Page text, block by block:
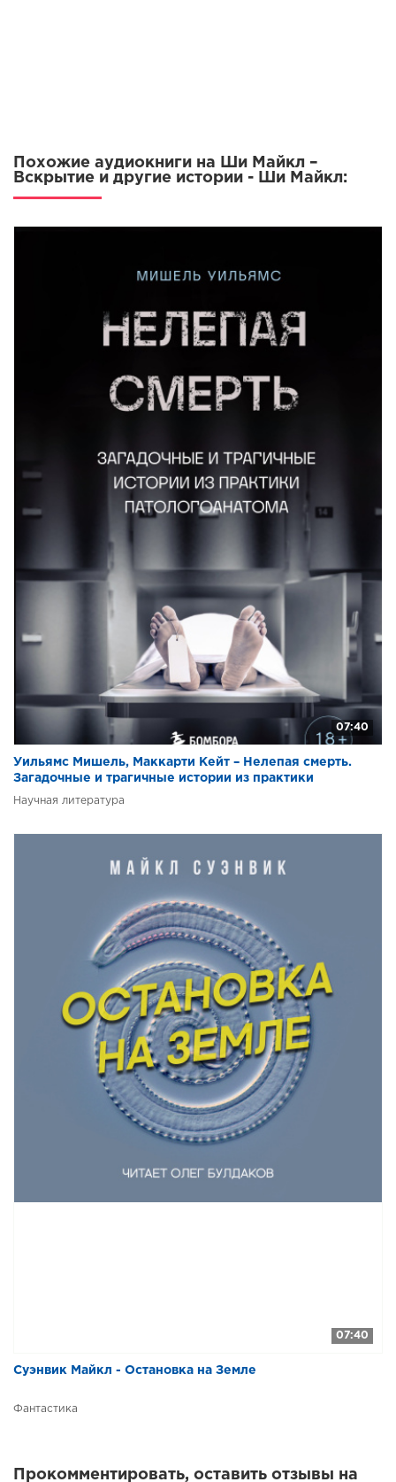
18
19
20
Похожие аудиокниги на Ши Майкл –
Вскрытие и другие истории - Ши Майкл:
07:40
Уильямс Мишель, Маккарти Кейт – Нелепая смерть.
Загадочные и трагичные истории из практики
патологоанатома
Научная литература
07:40
Суэнвик Майкл - Остановка на Земле
Фантастика
Прокомментировать, оставить отзывы на